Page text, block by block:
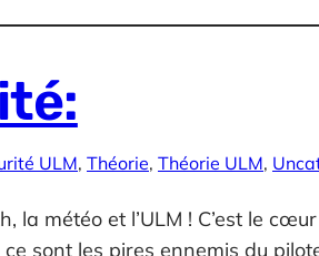
ULM, Théorie, Théorie ULM,
météo et l’ULM ! C’est le
sont les pires ennemis du